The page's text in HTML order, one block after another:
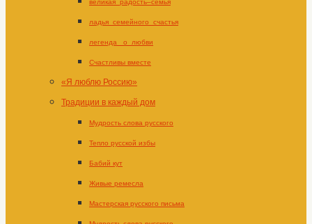
великая_радость–семья
ладья_семейного_счастья
легенда _о_любви
Счастливы вместе
«Я люблю Россию»
Традиции в каждый дом
Мудрость слова русского
Тепло русской избы
Бабий кут
Живые ремесла
Мастерская русского письма